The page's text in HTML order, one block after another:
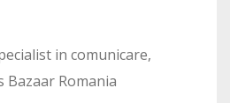
in comunicare,
Bazaar Romania